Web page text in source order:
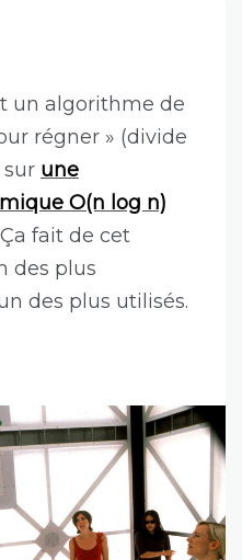
un algorithme de
régner » (divide
une
O(n log n)
fait de cet
des plus
des plus utilisés.